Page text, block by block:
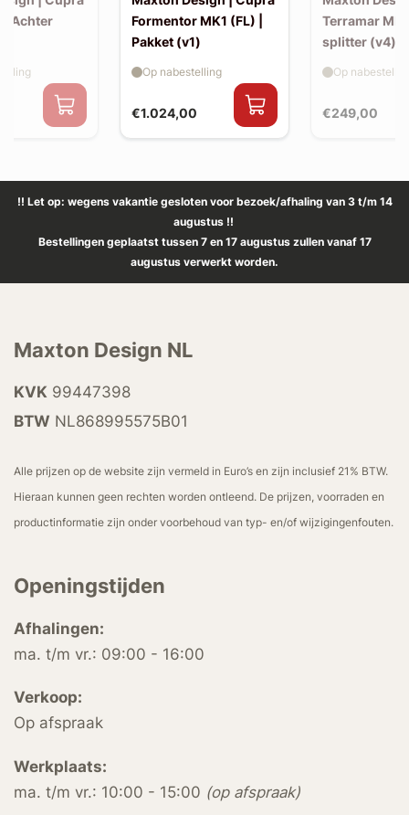
| Achter
Formentor MK1 (FL) |
Pakket (v1)
€1.024,00
Op nabestelling
Terramar
splitter (v4)
€249,00
Op
!! Let op: wegens vakantie gesloten voor bezoek/afhaling van 3 t/m 14
augustus !!
Bestellingen geplaatst tussen 7 en 17 augustus zullen vanaf 17
augustus verwerkt worden.
Maxton Design NL
KVK 99447398
BTW NL868995575B01
Alle prijzen op de website zijn vermeld in Euro’s en zijn inclusief 21% BTW.
Hieraan kunnen geen rechten worden ontleend. De prijzen, voorraden en
productinformatie zijn onder voorbehoud van typ- en/of wijzigingenfouten.
Openingstijden
Afhalingen:
ma. t/m vr.: 09:00 - 16:00
Verkoop:
Op afspraak
Werkplaats:
ma. t/m vr.: 10:00 - 15:00 (op afspraak)